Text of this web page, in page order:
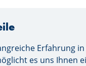
Erfahrung
es uns Ihnen